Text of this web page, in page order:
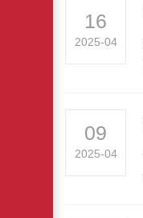
16
2025-04
09
2025-04